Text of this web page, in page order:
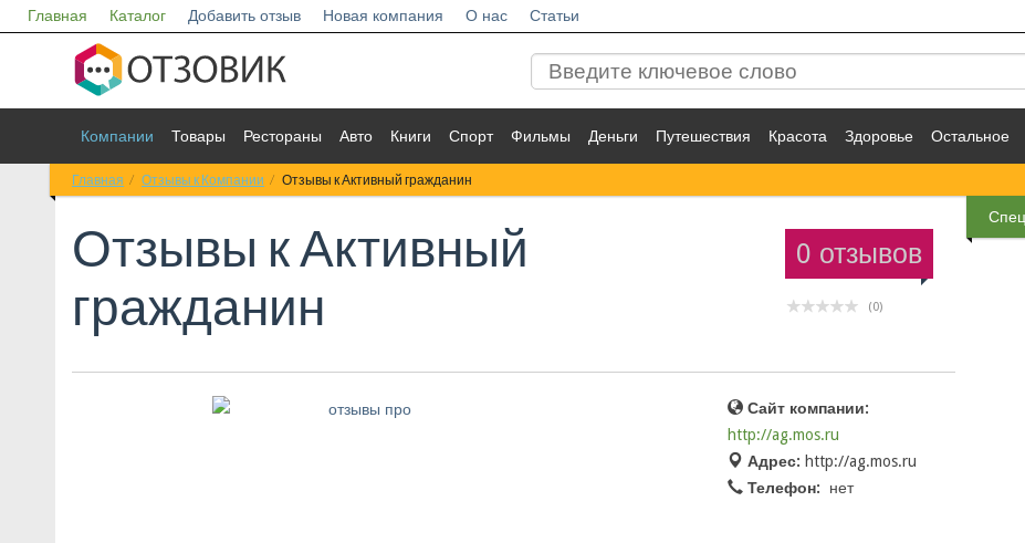
Главная Каталог Добавить отзыв Новая компания О нас Статьи
Компании Товары Рестораны Авто Книги Спорт Фильмы Деньги Путешествия Красота Здоровье Остальное
Главная Отзывы к Компании Отзывы к Активный гражданин
0 отзывов
(0)
Отзывы кАктивный
гражданин
Сайт компании:
http://ag.mos.ru
Адрес: http://ag.mos.ru
Телефон:
нет